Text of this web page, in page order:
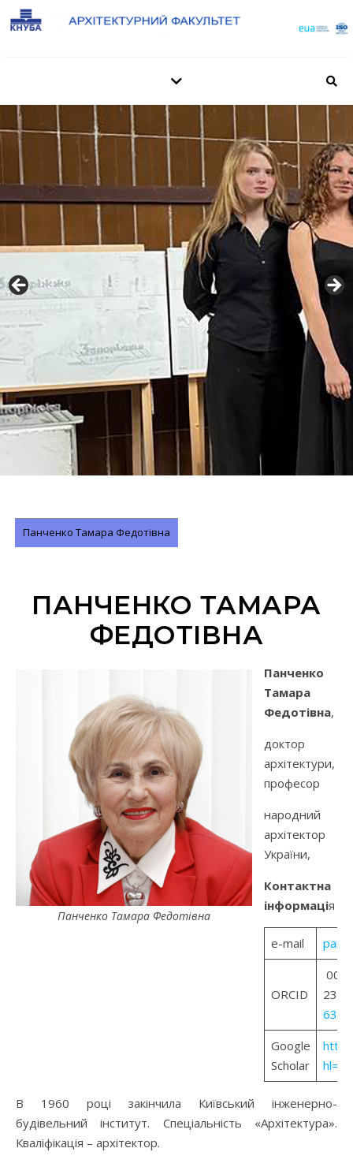
Панченко Тамара Федотівна
ПАНЧЕНКО ТАМАРА
ФЕДОТІВНА
Панченко Тамара Федотівна
Панченко
Тамара
Федотівна,
доктор
архітектури,
професор
народний
архітектор
України,
Контактна
інформація
e-mail
ORCID
Google
Scholar
В 1960 році закінчила Київський інженерно-
будівельний інститут. Спеціальність «Архітектура».
Кваліфікація – архітектор.